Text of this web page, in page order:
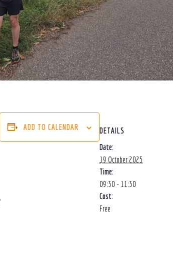
ADD TO CALENDAR
DETAILS
Date:
19 October 2025
Time:
09:30 - 11:30
Cost:
Free